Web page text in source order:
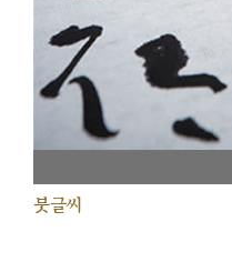
붓글씨